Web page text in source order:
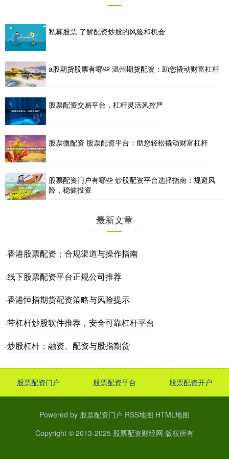
私募股票 了解配资炒股的风险和机会
a股期货股票有哪些 温州期货配资：助您撬动财富杠杆
股票配资交易平台，杠杆灵活风控严
股票微配资 股票配资平台：助您轻松撬动财富杠杆
股票配资门户有哪些 炒股配资平台选择指南：规避风
险，稳健投资
最新文章
·香港股票配资：合规渠道与操作指南
·线下股票配资平台正规公司推荐
·香港恒指期货配资策略与风险提示
·带杠杆炒股软件推荐，安全可靠杠杆平台
·炒股杠杆：融资、配资与股指期货
股票配资门户 股票配资平台 股票配资开户
Powered by 股票配资门户 RSS地图 HTML地图
Copyright © 2013-2025 股票配资财经网 版权所有